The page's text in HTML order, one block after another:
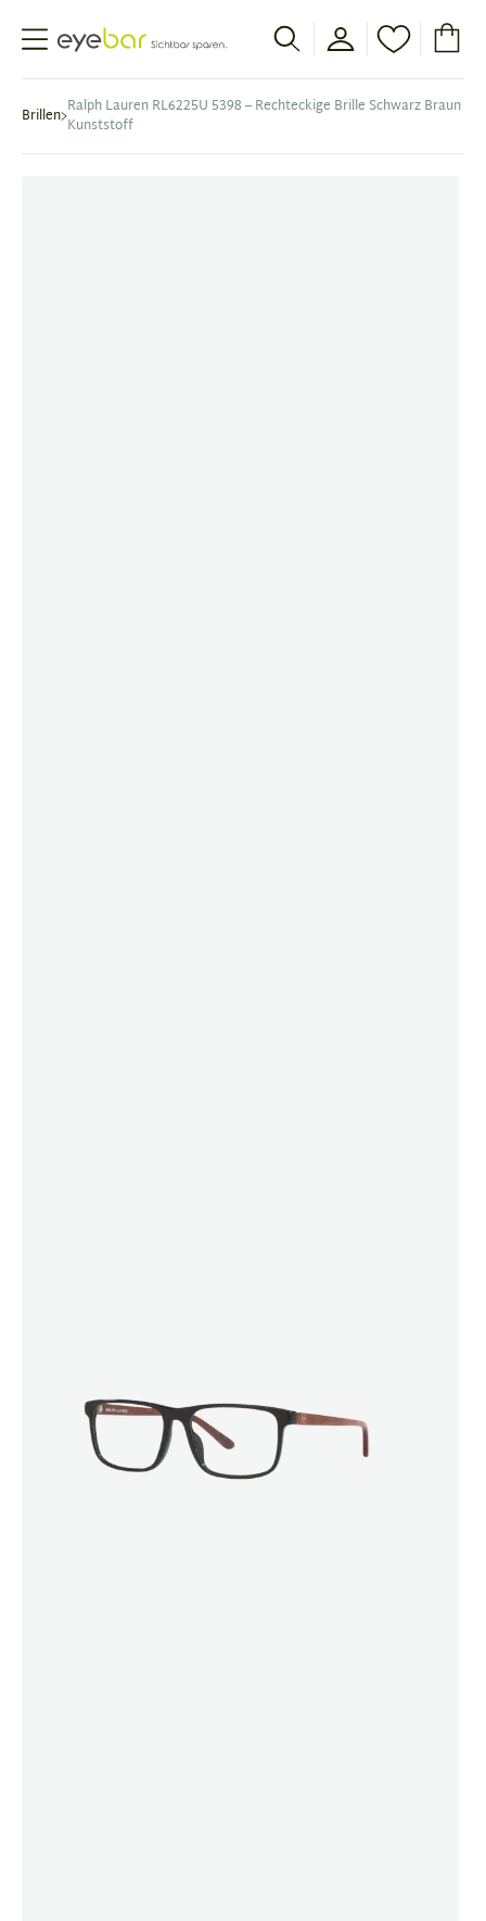
Abele Optic
Brillen Ralph Lauren RL6225U 5398 – Rechteckige Brille Schwarz Braun
Kunststoff